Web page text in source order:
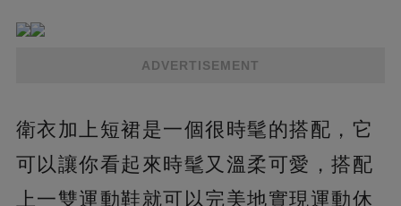
ADVERTISEMENT
衛衣加上短裙是一個很時髦的搭配，它
可以讓你看起來時髦又溫柔可愛，搭配
上一雙運動鞋就可以完美地實現運動休